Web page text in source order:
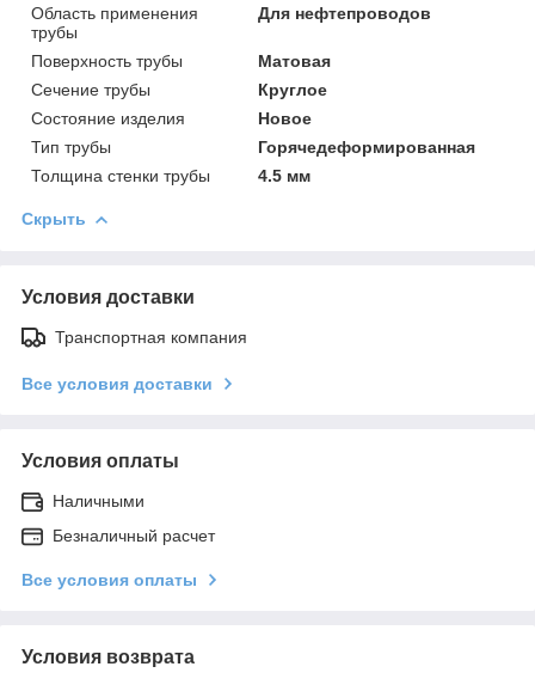
Область применения
трубы
Для нефтепроводов
Поверхность трубы
Матовая
Сечение трубы
Круглое
Состояние изделия
Новое
Тип трубы
Горячедеформированная
Толщина стенки трубы
4.5 мм
Скрыть
Условия доставки
Транспортная компания
Все условия доставки
Условия оплаты
Наличными
Безналичный расчет
Все условия оплаты
Условия возврата